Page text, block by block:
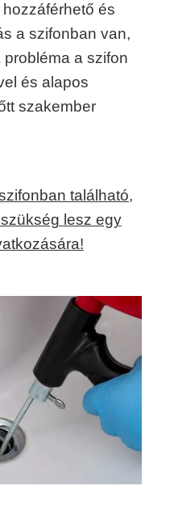
és
a szifonban van,
a szifon
és alapos
szakember
található,
lesz egy